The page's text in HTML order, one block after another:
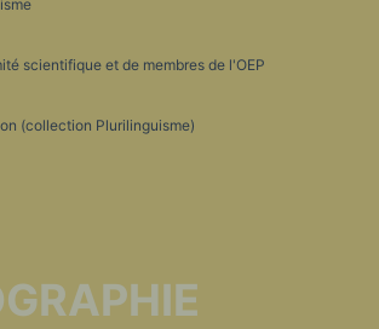
scientifique et de membres de l'OEP
(collection Plurilinguisme)